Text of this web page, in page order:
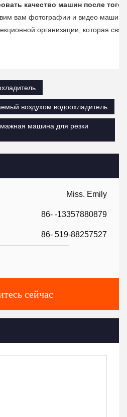
Miss. Emily
86- -13357880879
86- 519-88257527
сейчас
качество машин после
вам фотографии и видео машин,
организации, которая
воздухом водоохладитель
машина для резки